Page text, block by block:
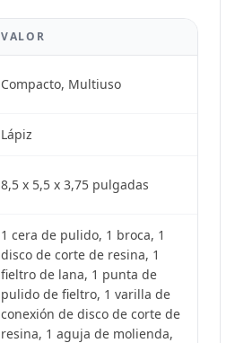
VALOR
Compacto, Multiuso
Lápiz
8,5 x 5,5 x 3,75 pulgadas
1 cera de pulido, 1 broca, 1
disco de corte de resina, 1
fieltro de lana, 1 punta de
pulido de fieltro, 1 varilla de
conexión de disco de corte de
resina, 1 aguja de molienda,